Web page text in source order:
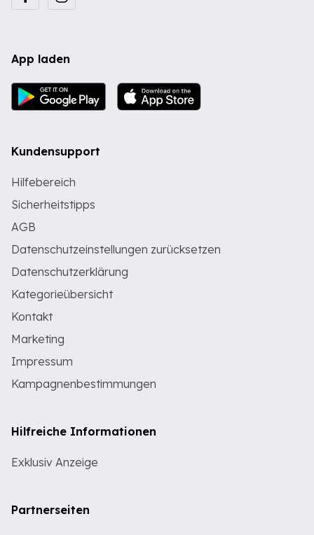
App laden
Kundensupport
Hilfebereich
Sicherheitstipps
AGB
Datenschutzeinstellungen zurücksetzen
Datenschutzerklärung
Kategorieübersicht
Kontakt
Marketing
Impressum
Kampagnenbestimmungen
Hilfreiche Informationen
Exklusiv Anzeige
Partnerseiten